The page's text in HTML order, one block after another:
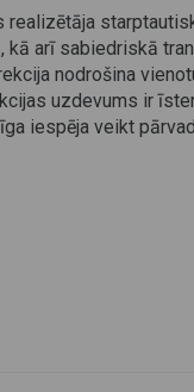
arī sabiedriskā
nodrošina
uzdevums ir
iespēja veikt